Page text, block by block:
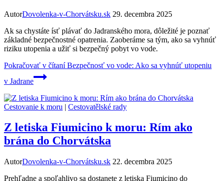
AutorDovolenka-v-Chorvátsku.sk 29. decembra 2025
Ak sa chystáte ísť plávať do Jadranského mora, dôležité je poznať
základné bezpečnostné opatrenia. Zaoberáme sa tým, ako sa vyhnúť
riziku utopenia a užiť si bezpečný pobyt vo vode.
Pokračovať v čítaníBezpečnosť vo vode: Ako sa vyhnúť utopeniu
v Jadrane
Cestovanie k moru | Cestovatělské rady
Z letiska Fiumicino k moru: Rím ako
brána do Chorvátska
AutorDovolenka-v-Chorvátsku.sk 22. decembra 2025
Prehľadne a spoľahlivo sa dostanete z letiska Fiumicino do